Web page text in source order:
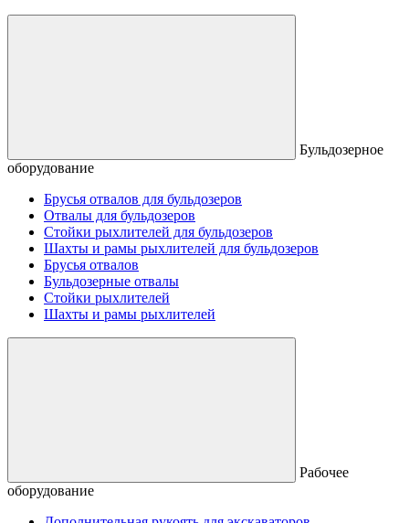
Бульдозерное
оборудование
Брусья отвалов для бульдозеров
Отвалы для бульдозеров
Стойки рыхлителей для бульдозеров
Шахты и рамы рыхлителей для бульдозеров
Брусья отвалов
Бульдозерные отвалы
Стойки рыхлителей
Шахты и рамы рыхлителей
Рабочее
оборудование